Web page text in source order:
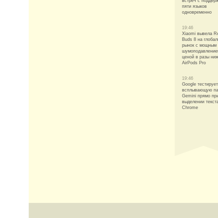
пяти языков
одновременно
19:46
Xiaomi вывела
Buds 8 на
рынок с мощным
ценой в разы
AirPods Pro
19:46
Google тестирует
всплывающую
Gemini прямо
выделении
Chrome